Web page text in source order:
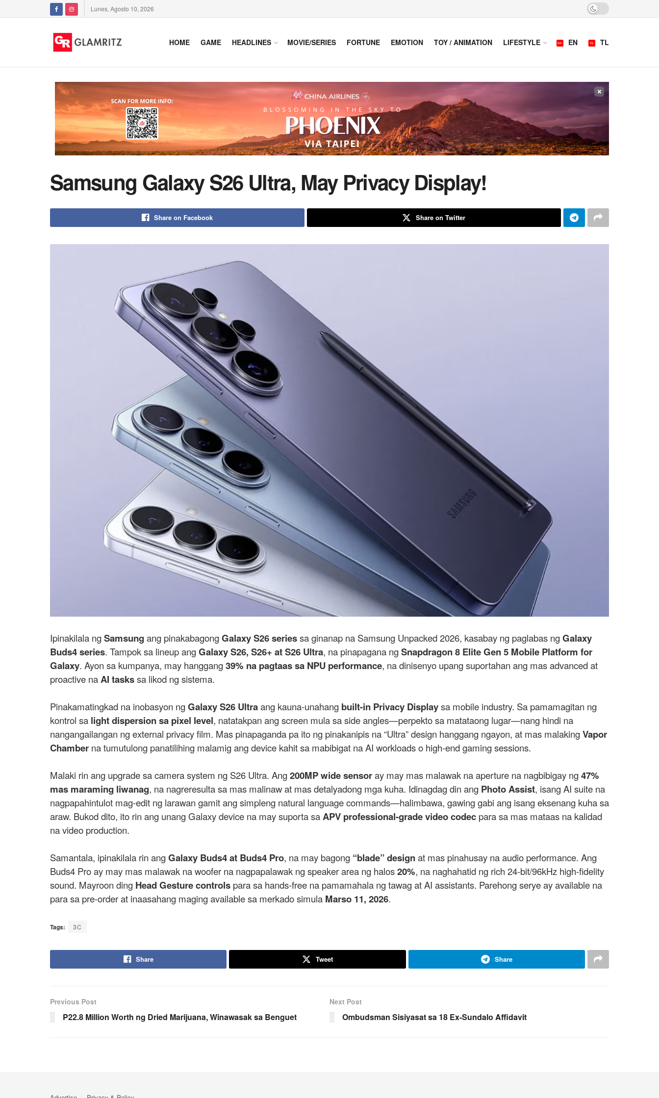
Lunes, Agosto 10, 2026
HOME GAME HEADLINES MOVIE/SERIES FORTUNE EMOTION TOY / ANIMATION LIFESTYLE EN TL
×
Samsung Galaxy S26 Ultra, May Privacy Display!
Share on Facebook Share on Twitter
Ipinakilala ngSamsung ang pinakabagongGalaxy S26 seriessa ginanap na Samsung Unpacked 2026, kasabay ng paglabas ngGalaxy
Buds4 series. Tampok sa lineup angGalaxy S26, S26+ at S26 Ultra, na pinapagana ngSnapdragon 8 Elite Gen 5 Mobile Platform for
Galaxy. Ayon sa kumpanya, may hanggang39% na pagtaas sa NPU performance, na dinisenyo upang suportahan ang mas advanced at
proactive naAI taskssa likod ng sistema.
Pinakamatingkad na inobasyon ngGalaxy S26 Ultraang kauna-unahang built-in Privacy Displaysa mobile industry. Sa pamamagitan ng
kontrol sa light dispersion sa pixel level, natatakpan ang screen mula sa side angles—perpekto sa matataong lugar—nang hindi na
nangangailangan ng external privacy film. Mas pinapaganda pa ito ng pinakanipis na “Ultra” design hanggang ngayon, at mas malakingVapor
Chamber na tumutulong panatilihing malamig ang device kahit sa mabibigat na AI workloads o high-end gaming sessions.
Malaki rin ang upgrade sa camera system ng S26 Ultra. Ang200MP wide sensoray may mas malawak na aperture na nagbibigay ng47%
mas maraming liwanag, na nagreresulta sa mas malinaw at mas detalyadong mga kuha. Idinagdag din ang Photo Assist, isang AI suite na
nagpapahintulot mag-edit ng larawan gamit ang simpleng natural language commands—halimbawa, gawing gabi ang isang eksenang kuha sa
araw. Bukod dito, ito rin ang unang Galaxy device na may suporta saAPV professional-grade video codec para sa mas mataas na kalidad
na video production.
Samantala, ipinakilala rin angGalaxy Buds4 at Buds4 Pro, na may bagong “blade” designat mas pinahusay na audio performance. Ang
Buds4 Pro ay may mas malawak na woofer na nagpapalawak ng speaker area ng halos20%, na naghahatid ng rich 24-bit/96kHz high-fidelity
sound. Mayroon ding Head Gesture controls para sa hands-free na pamamahala ng tawag at AI assistants. Parehong serye ay available na
para sa pre-order at inaasahang maging available sa merkado simula Marso 11, 2026.
Tags: 3C
Share Tweet Share
Previous Post
P22.8 Million Worth ng Dried Marijuana, Winawasak sa Benguet
Next Post
Ombudsman Sisiyasat sa 18 Ex-Sundalo Affidavit